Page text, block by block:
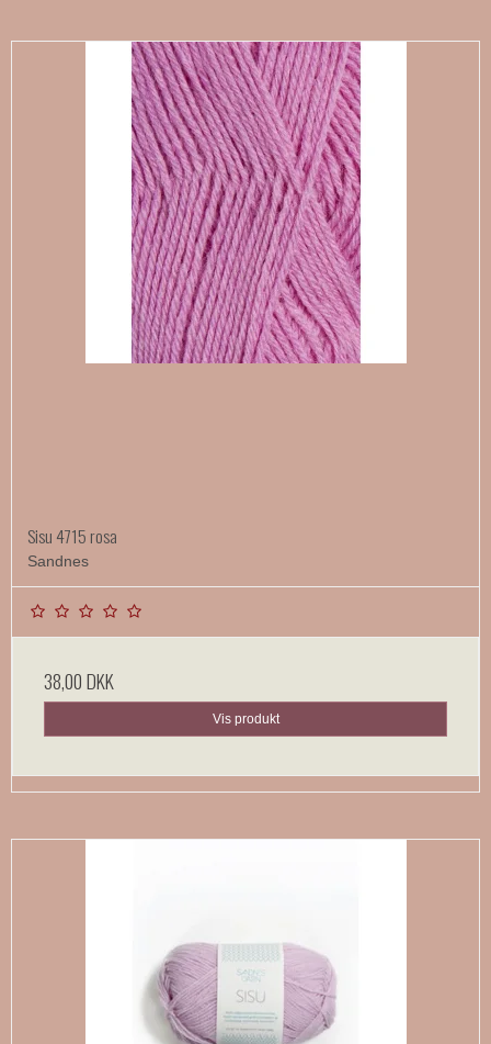
Sisu 4715 rosa
Sandnes
38,00 DKK
Vis produkt